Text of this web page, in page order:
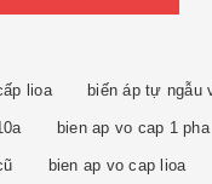
lioa biến áp tự ngẫu
bien ap vo cap 1 pha
bien ap vo cap lioa